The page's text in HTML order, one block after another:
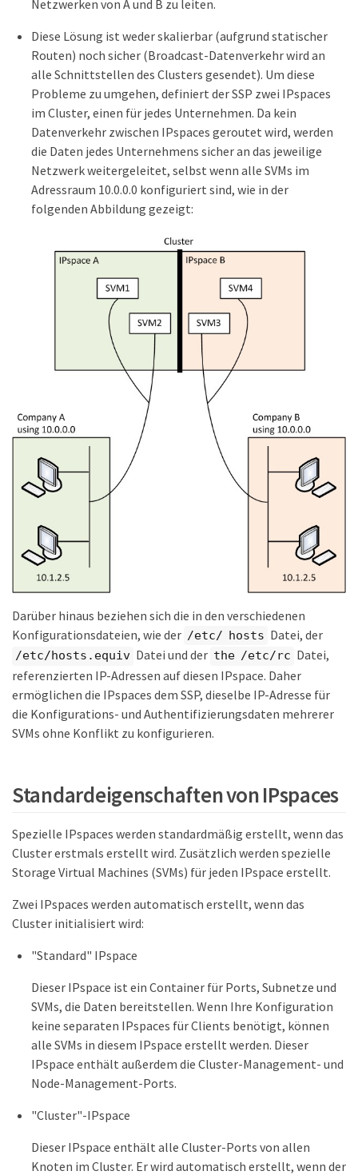
Netzwerken von A und B zu leiten.
Diese Lösung ist weder skalierbar (aufgrund statischer
Routen) noch sicher (Broadcast-Datenverkehr wird an
alle Schnittstellen des Clusters gesendet). Um diese
Probleme zu umgehen, definiert der SSP zwei IPspaces
im Cluster, einen für jedes Unternehmen. Da kein
Datenverkehr zwischen IPspaces geroutet wird, werden
die Daten jedes Unternehmens sicher an das jeweilige
Netzwerk weitergeleitet, selbst wenn alle SVMs im
Adressraum 10.0.0.0 konfiguriert sind, wie in der
folgenden Abbildung gezeigt:
Darüber hinaus beziehen sich die in den verschiedenen
Konfigurationsdateien, wie der /etc/ hosts Datei, der
/etc/hosts.equiv Datei und der the /etc/rc Datei,
referenzierten IP-Adressen auf diesen IPspace. Daher
ermöglichen die IPspaces dem SSP, dieselbe IP-Adresse für
die Konfigurations- und Authentifizierungsdaten mehrerer
SVMs ohne Konflikt zu konfigurieren.
Standardeigenschaften von IPspaces
Spezielle IPspaces werden standardmäßig erstellt, wenn das
Cluster erstmals erstellt wird. Zusätzlich werden spezielle
Storage Virtual Machines (SVMs) für jeden IPspace erstellt.
Zwei IPspaces werden automatisch erstellt, wenn das
Cluster initialisiert wird:
"Standard" IPspace
Dieser IPspace ist ein Container für Ports, Subnetze und
SVMs, die Daten bereitstellen. Wenn Ihre Konfiguration
keine separaten IPspaces für Clients benötigt, können
alle SVMs in diesem IPspace erstellt werden. Dieser
IPspace enthält außerdem die Cluster-Management- und
Node-Management-Ports.
"Cluster"-IPspace
Dieser IPspace enthält alle Cluster-Ports von allen
Knoten im Cluster. Er wird automatisch erstellt, wenn der